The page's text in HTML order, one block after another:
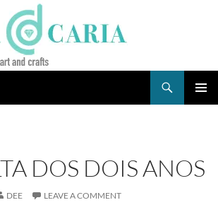
DOS DOIS ANOS
DEE LEAVE A COMMENT